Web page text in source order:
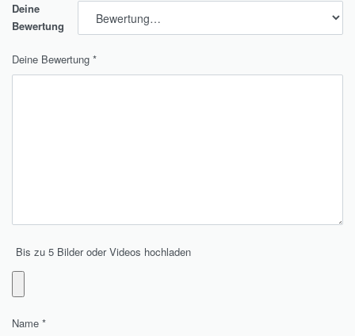
Deine
Bewertung
Deine Bewertung *
Bis zu 5 Bilder oder Videos hochladen
Name *